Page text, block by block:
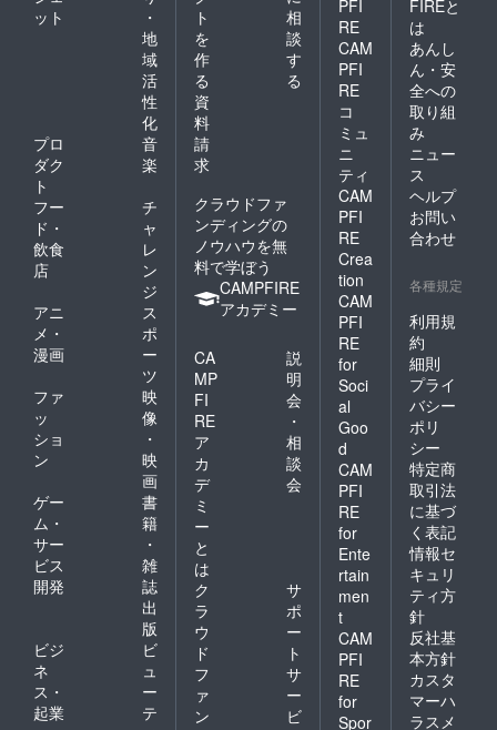
ット
・
地
域
活
性
化
プロ
ダク
ト
音
楽
フー
ド・
飲食
店
チ
ャ
レ
ン
ジ
アニ
メ・
漫画
ス
ポ
ー
ツ
ファ
ッ
ショ
ン
映
像
・
映
画
ゲー
ム・
サー
ビス
開発
書
籍
・
雑
誌
出
版
ビジ
ネ
ス・
起業
ビ
ュ
ー
テ
ト
を
作
る
相
談
す
る
資
料
請
求
クラウドファ
ンディングの
ノウハウを無
料で学ぼう
CAMPFIRE
アカデミー
CA
MP
FI
RE
ア
カ
デ
ミ
ー
と
は
説
明
会
・
相
談
会
ク
ラ
ウ
ド
フ
ァ
ン
サ
ポ
ー
ト
サ
ー
ビ
PFI
RE
CAM
PFI
RE
コ
ミュ
ニ
ティ
CAM
PFI
RE
Crea
tion
CAM
PFI
RE
for
Soci
al
Goo
d
CAM
PFI
RE
for
Ente
rtain
men
t
CAM
PFI
RE
for
Spor
FIREと
は
あんし
ん・安
全への
取り組
み
ニュー
ス
ヘルプ
お問い
合わせ
各種規定
利用規
約
細則
プライ
バシー
ポリ
シー
特定商
取引法
に基づ
く表記
情報セ
キュリ
ティ方
針
反社基
本方針
カスタ
マーハ
ラスメ